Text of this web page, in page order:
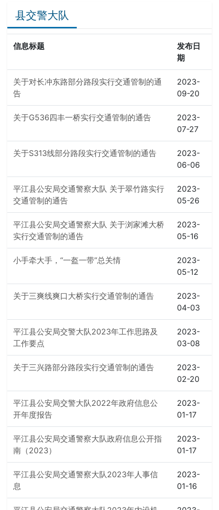
县交警大队
信息标题
发布日
期
关于对长冲东路部分路段实行交通管制的通
告
2023-
09-20
关于G536四丰一桥实行交通管制的通告
2023-
07-27
关于S313线部分路段实行交通管制的通告
2023-
06-06
平江县公安局交通警察大队 关于翠竹路实行
交通管制的通告
2023-
05-26
平江县公安局交通警察大队 关于浏家滩大桥
实行交通管制的通告
2023-
05-16
小手牵大手，“一盔一带”总关情
2023-
05-12
关于三爽线爽口大桥实行交通管制的通告
2023-
04-03
平江县公安局交警大队2023年工作思路及
工作要点
2023-
03-08
关于三兴路部分路段实行交通管制的通告
2023-
02-20
平江县公安局交警大队2022年政府信息公
开年度报告
2023-
01-17
平江县公安局交通警察大队政府信息公开指
南（2023）
2023-
01-17
平江县公安局交通警察大队2023年人事信
息
2023-
01-16